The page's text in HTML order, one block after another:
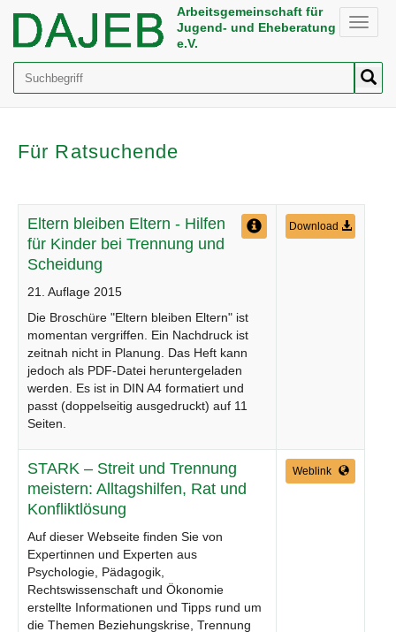
Toggle
Arbeitsgemeinschaft für
Jugend- und Eheberatung
e.V.
Für Ratsuchende
Eltern bleiben Eltern - Hilfen
für Kinder bei Trennung und
Scheidung
21. Auflage 2015
Die Broschüre "Eltern bleiben Eltern" ist
momentan vergriffen. Ein Nachdruck ist
zeitnah nicht in Planung. Das Heft kann
jedoch als PDF-Datei heruntergeladen
werden. Es ist in DIN A4 formatiert und
passt (doppelseitig ausgedruckt) auf 11
Seiten.
Download
STARK – Streit und Trennung
meistern: Alltagshilfen, Rat und
Konfliktlösung
Auf dieser Webseite finden Sie von
Expertinnen und Experten aus
Psychologie, Pädagogik,
Rechtswissenschaft und Ökonomie
erstellte Informationen und Tipps rund um
die Themen Beziehungskrise, Trennung
Weblink